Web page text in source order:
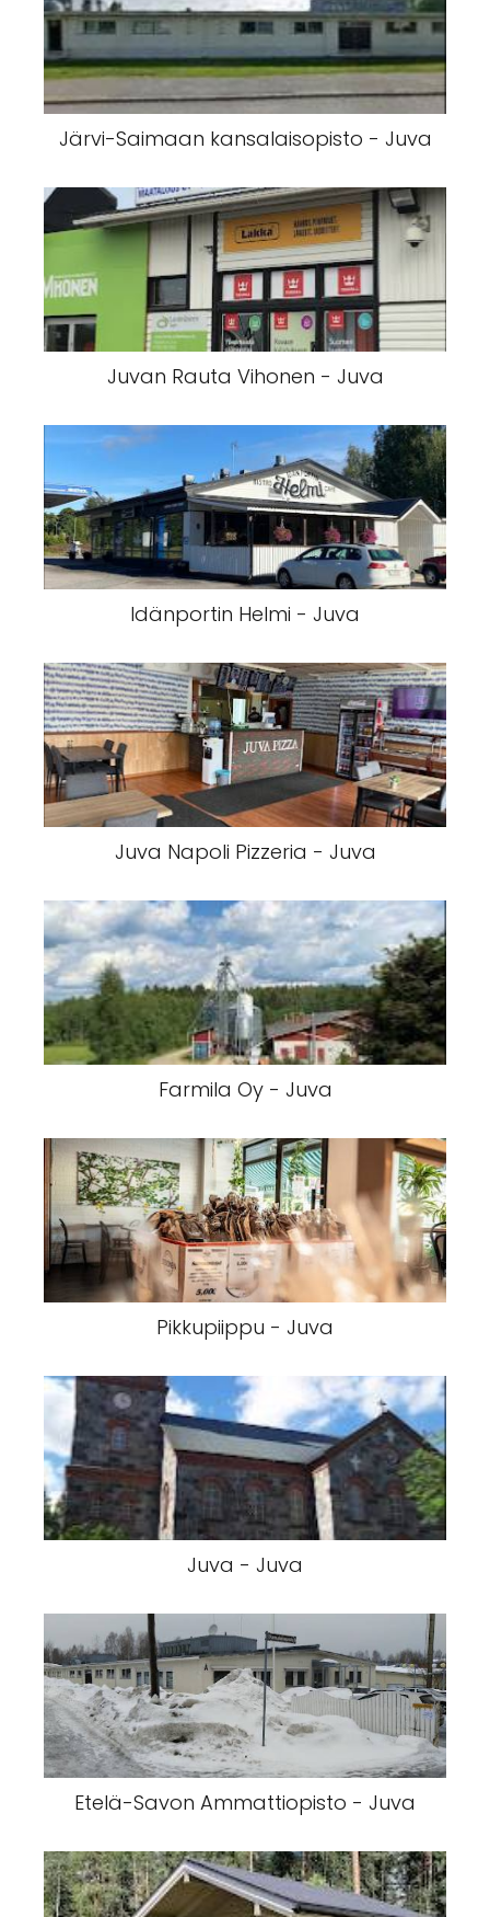
Järvi-Saimaan kansalaisopisto - Juva
Juvan Rauta Vihonen - Juva
Idänportin Helmi - Juva
Juva Napoli Pizzeria - Juva
Farmila Oy - Juva
Pikkupiippu - Juva
Juva - Juva
Etelä-Savon Ammattiopisto - Juva